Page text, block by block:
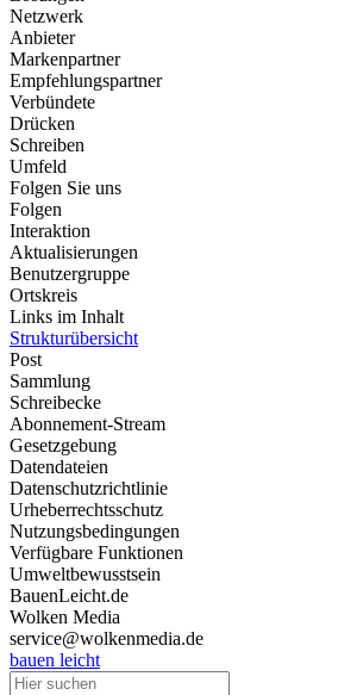
Netzwerk
Anbieter
Markenpartner
Empfehlungspartner
Verbündete
Drücken
Schreiben
Umfeld
Folgen Sie uns
Folgen
Interaktion
Aktualisierungen
Benutzergruppe
Ortskreis
Links im Inhalt
Strukturübersicht
Post
Sammlung
Schreibecke
Abonnement-Stream
Gesetzgebung
Datendateien
Datenschutzrichtlinie
Urheberrechtsschutz
Nutzungsbedingungen
Verfügbare Funktionen
Umweltbewusstsein
BauenLeicht.de
Wolken Media
service@wolkenmedia.de
bauen leicht